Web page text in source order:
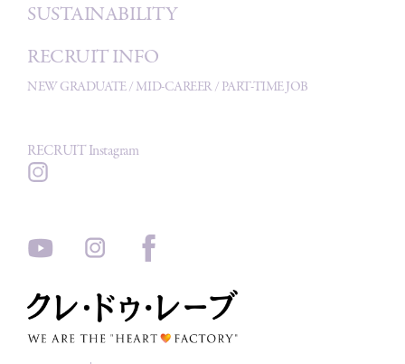
SUSTAINABILITY
RECRUIT INFO
NEW GRADUATE/ MID-CAREER/ PART-TIME JOB
RECRUIT Instagram